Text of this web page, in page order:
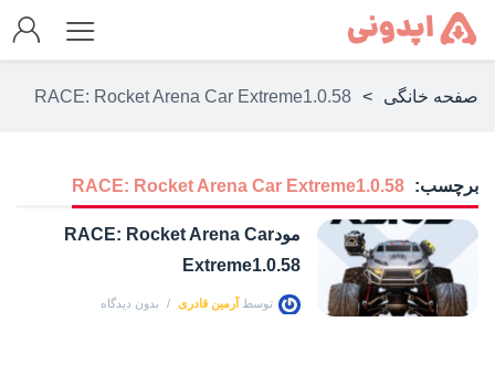
صفحه خانگی >
RACE: Rocket Arena Car Extreme1.0.58
برچسب: RACE: Rocket Arena Car Extreme1.0.58
مودRACE: Rocket Arena Car
Extreme1.0.58
توسط آرمین قادری بدون دیدگاه